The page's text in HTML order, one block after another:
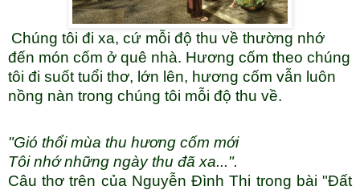
Chúng tôi đi xa, cứ mỗi độ thu về thường nhớ
đến món cốm ở quê nhà. Hương cốm theo chúng
tôi đi suốt tuổi thơ, lớn lên, hương cốm vẫn luôn
nồng nàn trong chúng tôi mỗi độ thu về.
"Gió thổi mùa thu hương cốm mới
Tôi nhớ những ngày thu đã xa...".
Câu thơ trên của Nguyễn Đình Thi trong bài "Đất